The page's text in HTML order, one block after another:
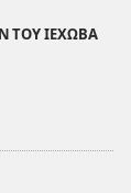
ΤΟΥ ΙΕΧΩΒΑ